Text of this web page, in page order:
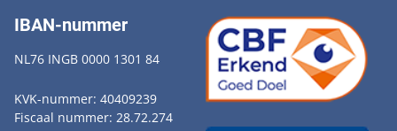
IBAN-nummer
NL76 INGB 0000 1301 84
KVK-nummer: 40409239
Fiscaal nummer: 28.72.274